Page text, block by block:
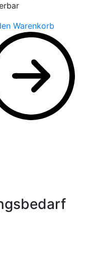
Warenkorb